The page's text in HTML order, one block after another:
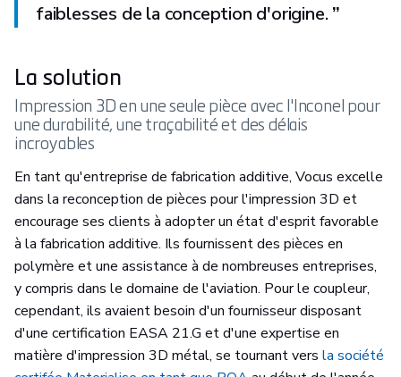
faiblesses de la conception d'origine. ”
La solution
Impression 3D en une seule pièce avec l'Inconel pour
une durabilité, une traçabilité et des délais
incroyables
En tant qu'entreprise de fabrication additive, Vocus excelle
dans la reconception de pièces pour l'impression 3D et
encourage ses clients à adopter un état d'esprit favorable
à la fabrication additive. Ils fournissent des pièces en
polymère et une assistance à de nombreuses entreprises,
y compris dans le domaine de l'aviation. Pour le coupleur,
cependant, ils avaient besoin d'un fournisseur disposant
d'une certification EASA 21.G et d'une expertise en
matière d'impression 3D métal, se tournant vers la société